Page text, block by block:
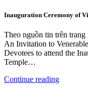
Inauguration Ceremony of
Theo nguồn tin trên
An Invitation to
Devotees to attend the
Temple…
Continue reading